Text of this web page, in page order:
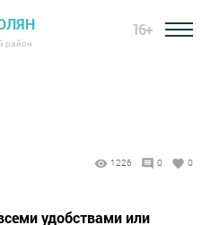
район
16+
1226 0 0
удобствами или